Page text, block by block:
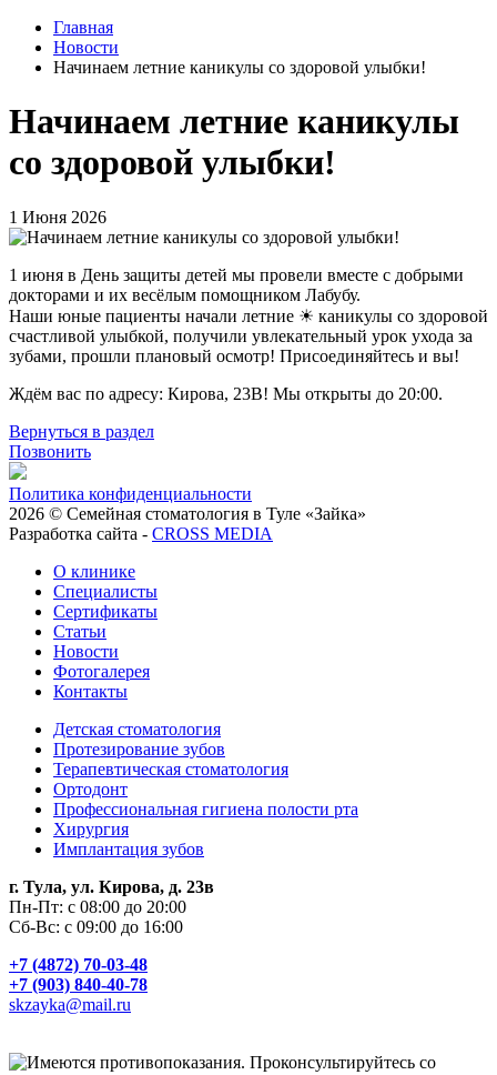
Главная
Новости
Начинаем летние каникулы со здоровой улыбки!
Начинаем летние каникулы
со здоровой улыбки!
1 Июня 2026
1 июня в День защиты детей мы провели вместе с добрыми
докторами и их весёлым помощником Лабубу.
Наши юные пациенты начали летние ☀ каникулы со здоровой
счастливой улыбкой, получили увлекательный урок ухода за
зубами, прошли плановый осмотр! Присоединяйтесь и вы!
Ждём вас по адресу: Кирова, 23В! Мы открыты до 20:00.
Вернуться в раздел
Позвонить
Политика конфиденциальности
2026 © Семейная стоматология в Туле «Зайка»
Разработка сайта - CROSS MEDIA
О клинике
Специалисты
Сертификаты
Статьи
Новости
Фотогалерея
Контакты
Детская стоматология
Протезирование зубов
Терапевтическая стоматология
Ортодонт
Профессиональная гигиена полости рта
Хирургия
Имплантация зубов
г. Тула, ул. Кирова, д. 23в
Пн-Пт: с 08:00 до 20:00
Сб-Вс: с 09:00 до 16:00
+7 (4872) 70-03-48
+7 (903) 840-40-78
skzayka@mail.ru